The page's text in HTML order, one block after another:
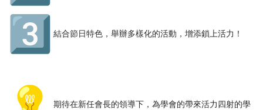
結合節日特色，舉辦多樣化的活動，增添鎖上活力！
期待在新任會長的領導下，為學會的帶來活力四射的學